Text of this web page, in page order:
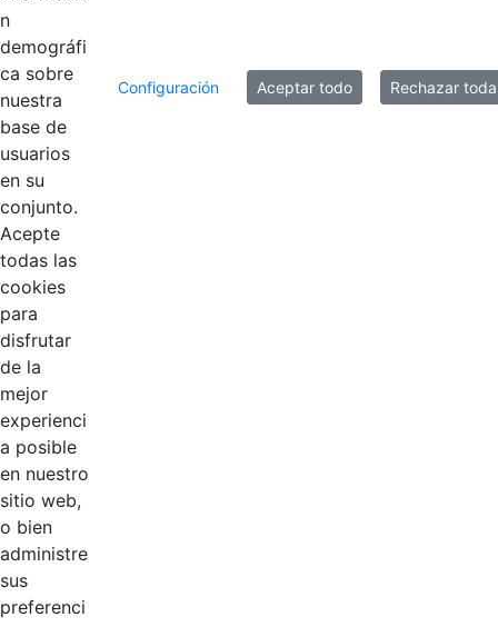
Mostrando el intervalo 1 - 17 de 17 resultados.
1
n
demográfi
ca sobre
nuestra
base de
usuarios
en su
conjunto.
Acepte
todas las
cookies
para
disfrutar
de la
mejor
experienci
a posible
en nuestro
sitio web,
o bien
administre
sus
preferenci
Configuración Aceptar todo Rechazar